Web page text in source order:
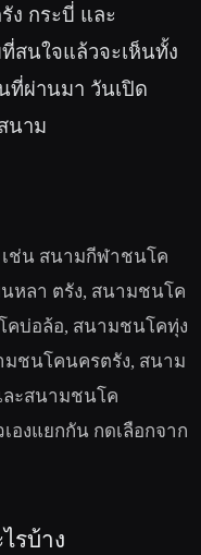
ง กระบี่ และ
สนใจแล้วจะเห็นทั้ง
ที่ผ่านมา วันเปิด
นาม
ช่น สนามกีฬาชนโค
หลา ตรัง, สนามชนโค
คบ่อล้อ, สนามชนโคทุ่ง
ชนโคนครตรัง, สนาม
ะสนามชนโค
งแยกกัน กดเลือกจาก
รบ้าง